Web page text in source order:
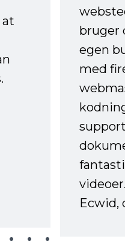
bruger
egen
med
Ecwid,